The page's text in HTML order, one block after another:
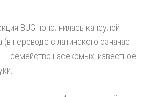
BUG пополнилась капсулой
переводе с латинского означает
семейство насекомых, известное